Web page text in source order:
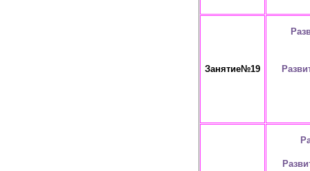
Занятие№19